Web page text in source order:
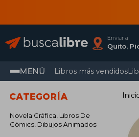
Enviar a
Quito,
MENÚ Libros más vendidos
CATEGORÍA
Novela Gráfica, Libros De
Cómics, Dibujos Animados